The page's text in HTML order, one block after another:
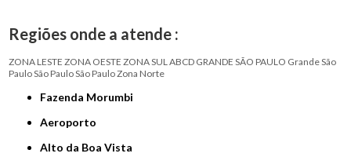
Regiões onde a atende :
ZONA LESTE ZONA OESTE ZONA SULABCD GRANDE SÃO PAULO Grande São
PauloSão PauloSão PauloZona Norte
Fazenda Morumbi
Aeroporto
Alto da Boa Vista